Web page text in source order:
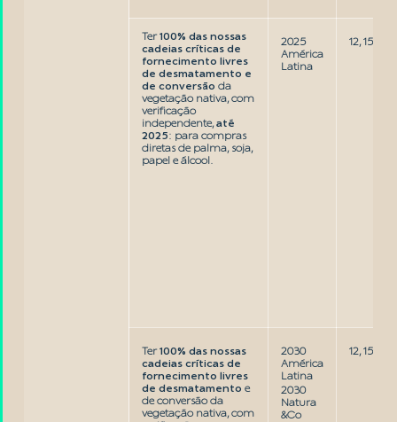
Ter100% das nossas
cadeias críticas de
fornecimento livres
de desmatamento e
de conversão da
vegetação nativa, com
verificação
independente,até
2025: para compras
diretas de palma, soja,
papel e álcool.
2025
América
Latina
12, 15
Ter100% das nossas
cadeias críticas de
fornecimento livres
de desmatamento e
de conversão da
vegetação nativa, com
2030
América
Latina
2030
Natura
&Co
12, 15